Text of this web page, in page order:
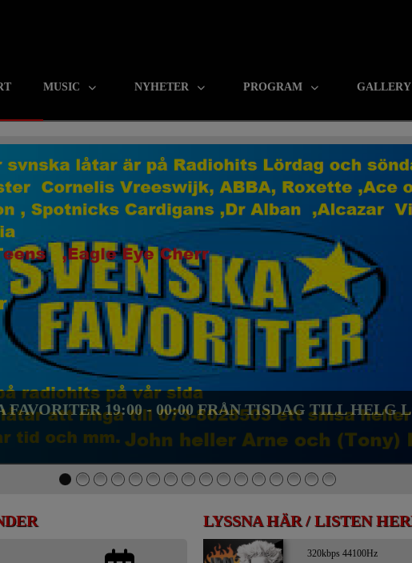
MUSIC NYHETER PROGRAM GALLERY
19:00 - 00:00 FRÅN TISDAG TILL HELG
LYSSNA HÄR / LISTEN
320kbps 44100Hz